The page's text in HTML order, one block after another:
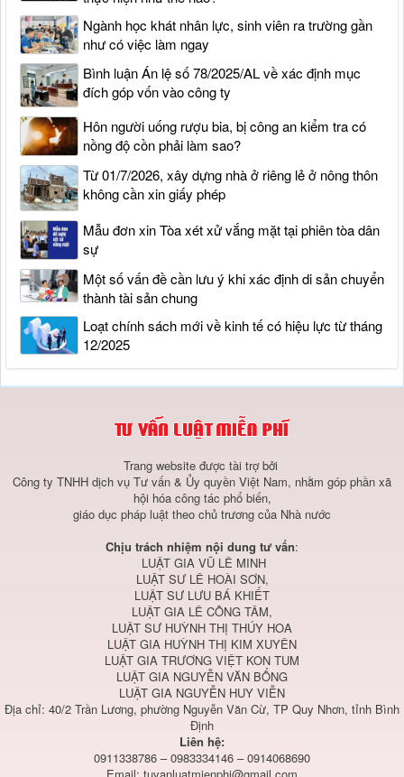
Ngành học khát nhân lực, sinh viên ra trường gần
như có việc làm ngay
Bình luận Án lệ số 78/2025/AL về xác định mục
đích góp vốn vào công ty
Hôn người uống rượu bia, bị công an kiểm tra có
nồng độ cồn phải làm sao?
Từ 01/7/2026, xây dựng nhà ở riêng lẻ ở nông thôn
không cần xin giấy phép
Mẫu đơn xin Tòa xét xử vắng mặt tại phiên tòa dân
sự
Một số vấn đề cần lưu ý khi xác định di sản chuyển
thành tài sản chung
Loạt chính sách mới về kinh tế có hiệu lực từ tháng
12/2025
Trang website được tài trợ bởi
Công ty TNHH dịch vụ Tư vấn & Ủy quyền Việt Nam, nhằm góp phần xã
hội hóa công tác phổ biến,
giáo dục pháp luật theo chủ trương của Nhà nước
Chịu trách nhiệm nội dung tư vấn:
LUẬT GIA VŨ LÊ MINH
LUẬT SƯ LÊ HOÀI SƠN,
LUẬT SƯ LƯU BÁ KHIẾT
LUẬT GIA LÊ CÔNG TÂM,
LUẬT SƯ HUỲNH THỊ THÚY HOA
LUẬT GIA HUỲNH THỊ KIM XUYÊN
LUẬT GIA TRƯƠNG VIỆT KON TUM
LUẬT GIA NGUYỄN VĂN BỔNG
LUẬT GIA NGUYỄN HUY VIỄN
Địa chỉ: 40/2 Trần Lương, phường Nguyễn Văn Cừ, TP Quy Nhơn, tỉnh Bình
Định
Liên hệ:
0911338786 – 0983334146 – 0914068690
Email: tuvanluatmienphi@gmail.com